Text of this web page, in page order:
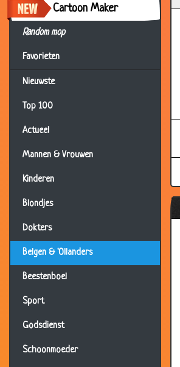
Cartoon Maker
Random mop
Favorieten
Nieuwste
Top 100
Actueel
Mannen & Vrouwen
Kinderen
Blondjes
Dokters
Belgen & 'Ollanders
Beestenboel
Sport
Godsdienst
Schoonmoeder